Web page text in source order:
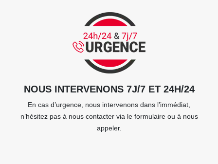
NOUS INTERVENONS 7J/7 ET 24H/24
En cas d’urgence, nous intervenons dans l’immédiat,
n’hésitez pas à nous contacter via le formulaire ou à nous
appeler.